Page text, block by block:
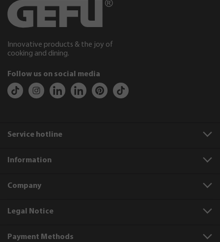
Innovative products & the joy of
cooking and dining.
Follow us on social media
Service hotline
Information
Company
Legal Notice
Payment Methods